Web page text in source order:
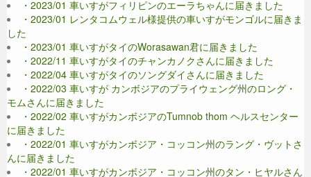
・2023/01 車いすがフィリピンのエーラちゃんに届きました
・2023/01 レンタコムウェル様提供の車いすがモンゴルに届きま
した
・2023/01 車いすがタイのWorasawan君に届きました
・2022/11 車いすがタイのチャンカノクさんに届きました
・2022/04 車いすがタイのソングダイさんに届きました
・2022/03 車いすが カンボジアのプライウェング州のロング・
モムさんに届きました
・2022/02 車いすがカンボジアのTumnob thom ヘルスセンター
に届きました
・2022/01 車いすがカンボジア・コッコン州のラング・ヴットさ
んに届きました
・2022/01 車いすがカンボジア・コッコン州のタン・ヒヤルさん